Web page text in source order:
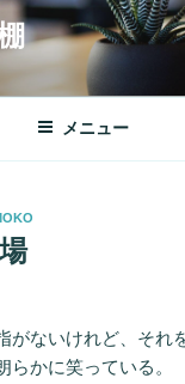
メニュー
ないけれど、それ
らかに笑っている。